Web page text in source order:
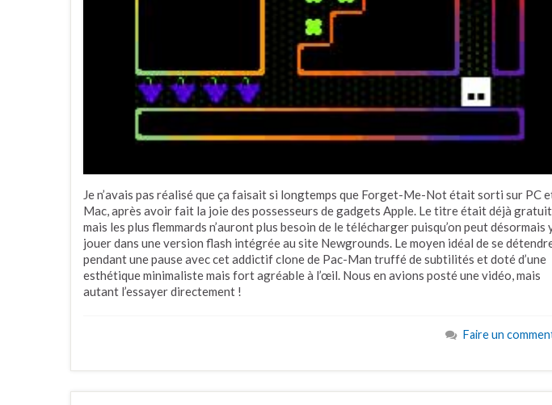
Je n’avais pas réalisé que ça faisait si longtemps que Forget-Me-Not était sorti sur PC
Mac, après avoir fait la joie des possesseurs de gadgets Apple. Le titre était déjà
mais les plus flemmards n’auront plus besoin de le télécharger puisqu’on peut désormais
jouer dans une version flash intégrée au site Newgrounds. Le moyen idéal de se
pendant une pause avec cet addictif clone de Pac-Man truffé de subtilités et doté d’une
esthétique minimaliste mais fort agréable à l’œil. Nous en avions posté une vidéo, mais
autant l’essayer directement !
Faire un